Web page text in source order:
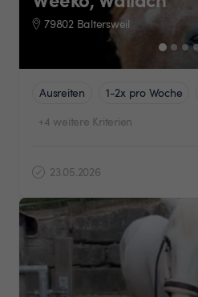
79802 Baltersweil
Ausreiten 1-2x pro Woche
+4 weitere Kriterien
23.05.2026